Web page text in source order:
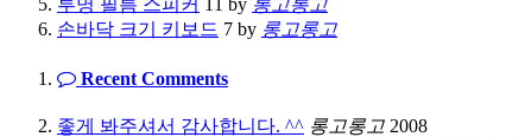
투명 필름 스피커 11 by 롱고롱고
손바닥 크기 키보드 7 by 롱고롱고
Recent Comments
좋게 봐주셔서 감사합니다. ^^ 롱고롱고 2008